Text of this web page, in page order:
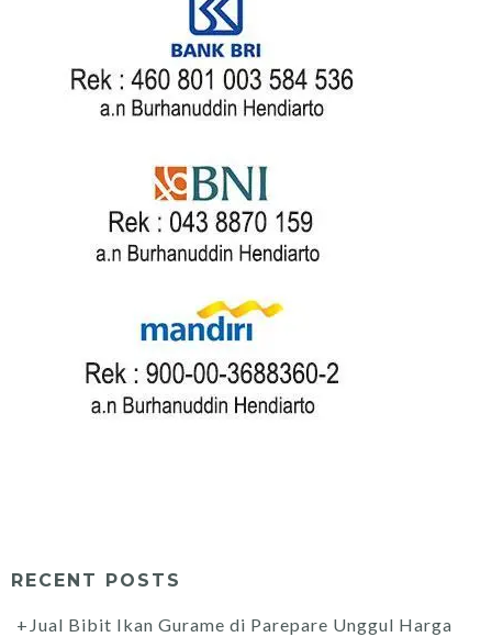
RECENT POSTS
Jual Bibit Ikan Gurame di Parepare Unggul Harga